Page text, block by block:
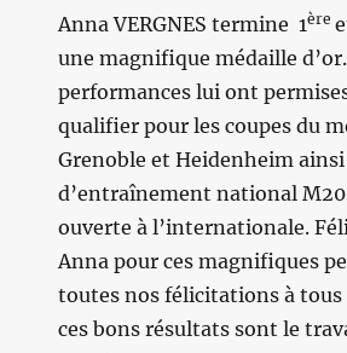
Anna VERGNES termine 1ère
une magnifique médaille
performances lui ont
qualifier pour les coupes du
Grenoble et Heidenheim ainsi
d’entraînement national
ouverte à l’internationale.
Anna pour ces magnifiques
toutes nos félicitations à
ces bons résultats sont le